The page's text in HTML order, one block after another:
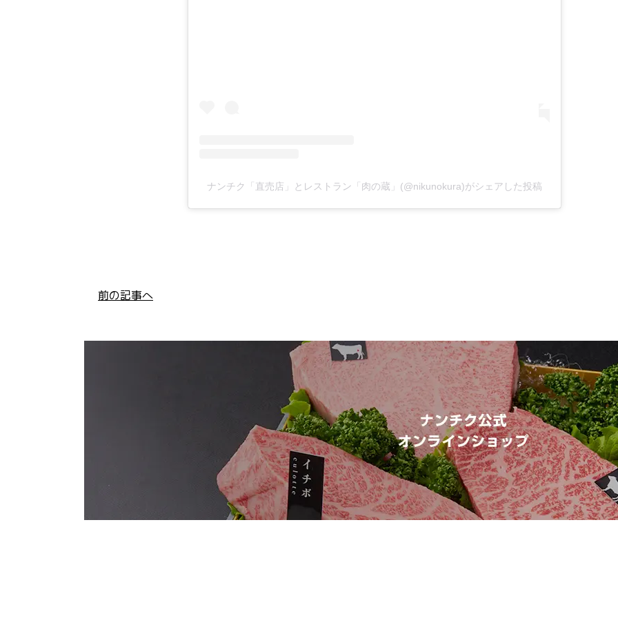
ナンチク「直売店」とレストラン「肉の蔵」(@nikunokura)がシェアした投稿
前の記事へ